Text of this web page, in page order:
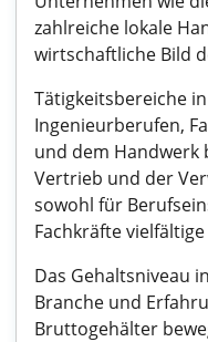
zahlreiche lokale
wirtschaftliche Bild
Tätigkeitsbereiche
Ingenieurberufen,
und dem Handwerk
Vertrieb und der
sowohl für
Fachkräfte
Das Gehaltsniveau
Branche und
Bruttogehälter